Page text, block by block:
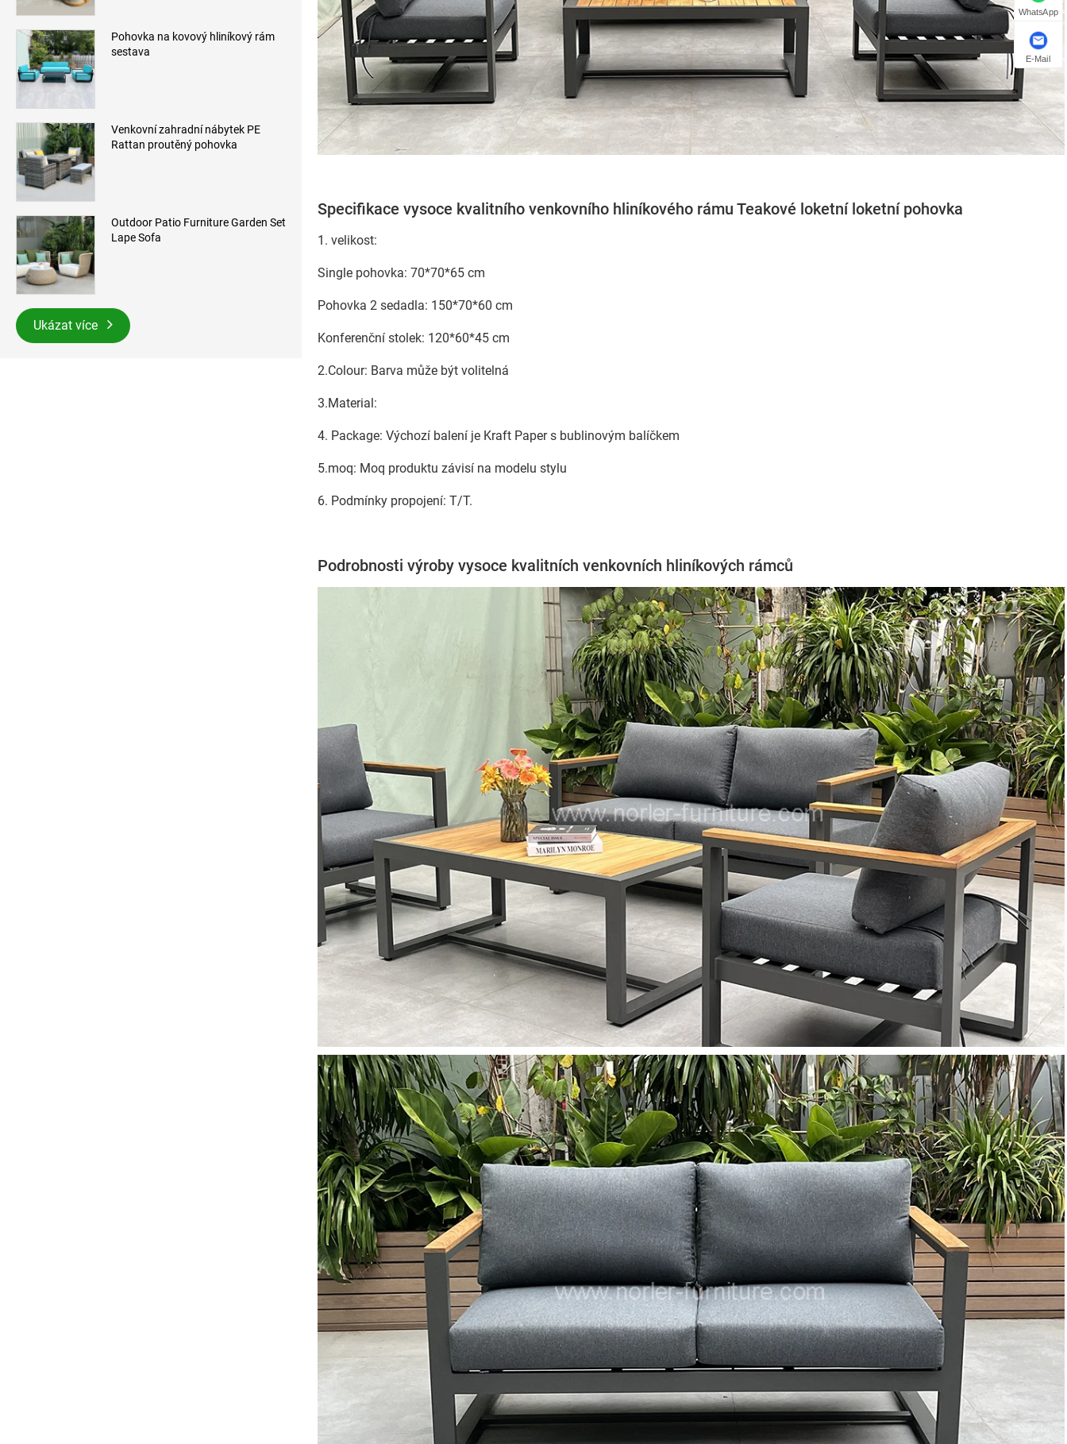
Pohovka na kovový hliníkový rám
sestava
Venkovní zahradní nábytek PE
Rattan proutěný pohovka
Outdoor Patio Furniture Garden Set
Lape Sofa
Ukázat více
Specifikace vysoce kvalitního venkovního hliníkového rámu Teakové loketní loketní pohovka
1. velikost:
Single pohovka: 70*70*65 cm
Pohovka 2 sedadla: 150*70*60 cm
Konferenční stolek: 120*60*45 cm
2.Colour: Barva může být volitelná
3.Material:
4. Package: Výchozí balení je Kraft Paper s bublinovým balíčkem
5.moq: Moq produktu závisí na modelu stylu
6. Podmínky propojení: T/T.
Podrobnosti výroby vysoce kvalitních venkovních hliníkových rámců
WhatsApp
E-Mail